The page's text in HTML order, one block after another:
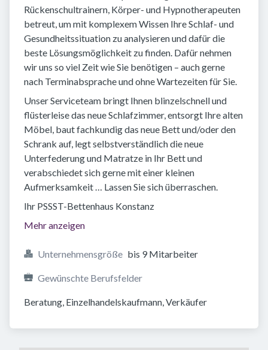
Rückenschultrainern, Körper- und Hypnotherapeuten
betreut, um mit komplexem Wissen Ihre Schlaf- und
Gesundheitssituation zu analysieren und dafür die
beste Lösungsmöglichkeit zu finden. Dafür nehmen
wir uns so viel Zeit wie Sie benötigen – auch gerne
nach Terminabsprache und ohne Wartezeiten für Sie.
Unser Serviceteam bringt Ihnen blinzelschnell und
flüsterleise das neue Schlafzimmer, entsorgt Ihre alten
Möbel, baut fachkundig das neue Bett und/oder den
Schrank auf, legt selbstverständlich die neue
Unterfederung und Matratze in Ihr Bett und
verabschiedet sich gerne mit einer kleinen
Aufmerksamkeit … Lassen Sie sich überraschen.
Ihr PSSST-Bettenhaus Konstanz
Mehr anzeigen
Unternehmensgröße bis 9 Mitarbeiter
Gewünschte Berufsfelder
Beratung, Einzelhandelskaufmann, Verkäufer